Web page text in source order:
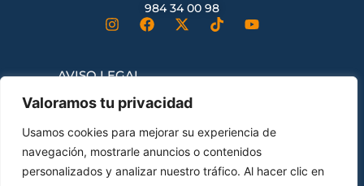
Valoramos tu privacidad
Usamos cookies para mejorar su experiencia de
navegación, mostrarle anuncios o contenidos
personalizados y analizar nuestro tráfico. Al hacer clic en
984 34 00 98
AVISO LEGAL
CONTRATACIÓN